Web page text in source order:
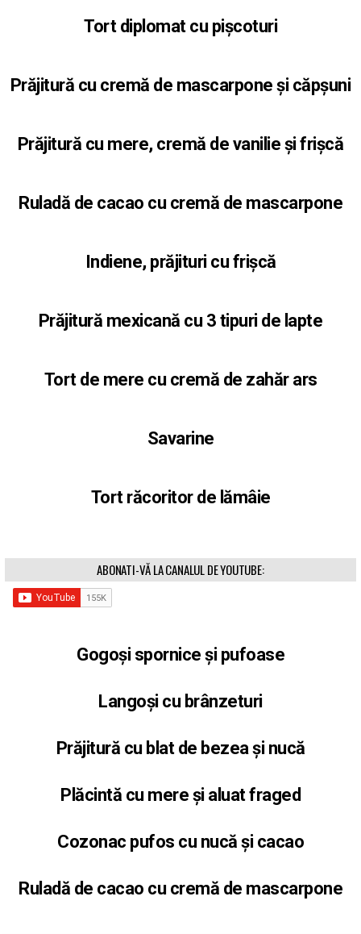
Tort diplomat cu pișcoturi
Prăjitură cu cremă de mascarpone și căpșuni
Prăjitură cu mere, cremă de vanilie și frișcă
Ruladă de cacao cu cremă de mascarpone
Indiene, prăjituri cu frișcă
Prăjitură mexicană cu 3 tipuri de lapte
Tort de mere cu cremă de zahăr ars
Savarine
Tort răcoritor de lămâie
ABONATI-VĂ LA CANALUL DE YOUTUBE:
Gogoși spornice și pufoase
Langoși cu brânzeturi
Prăjitură cu blat de bezea și nucă
Plăcintă cu mere și aluat fraged
Cozonac pufos cu nucă și cacao
Ruladă de cacao cu cremă de mascarpone